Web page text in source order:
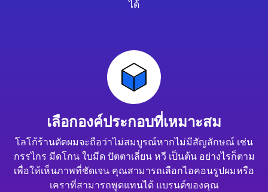
ได้
เลือกองค์ประกอบที่เหมาะสม
โลโก้ร้านตัดผมจะถือว่าไม่สมบูรณ์หากไม่มีสัญลักษณ์ เช่น
กรรไกร มีดโกน ใบมีด ปัตตาเลี่ยน หวี เป็นต้น อย่างไรก็ตาม
เพื่อให้เห็นภาพที่ชัดเจน คุณสามารถเลือกไอคอนรูปผมหรือ
เคราที่สามารถพูดแทนได้ แบรนด์ของคุณ